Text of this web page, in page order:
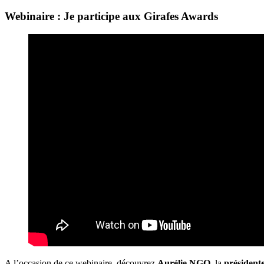
Webinaire : Je participe aux Girafes Awards